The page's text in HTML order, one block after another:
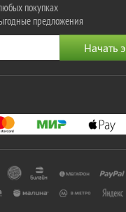
покупках
предложения